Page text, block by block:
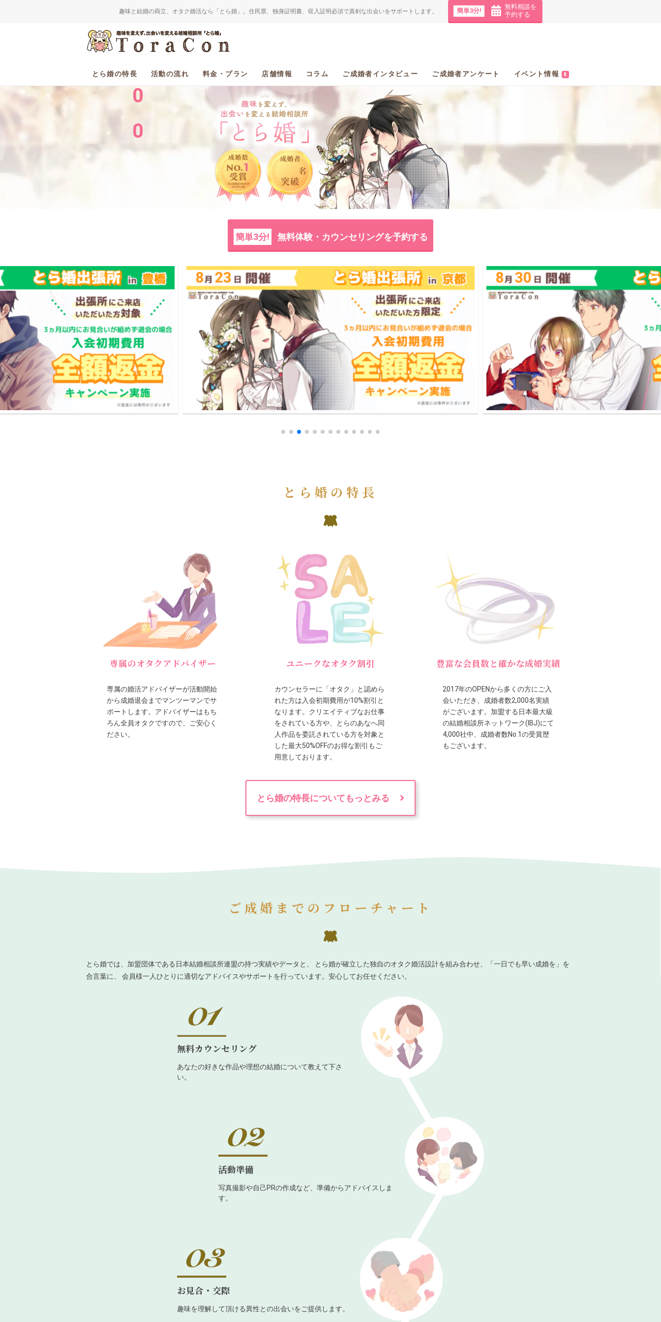
趣味と結婚の両立、オタク婚活なら「とら婚」。住民票、独身証明書、収入証明必須で真剣な出会いをサポートします。 簡単3分!
無料相談を
予約する
とら婚の特長 活動の流れ 料金・プラン 店舗情報 コラム ご成婚者インタビュー ご成婚者アンケート イベント情報 8
2
0
0
0
簡単3分! 無料体験・カウンセリングを予約する
とら婚の特長
専属のオタクアドバイザー
専属の婚活アドバイザーが活動開始
から成婚退会までマンツーマンでサ
ポートします。アドバイザーはもち
ろん全員オタクですので、ご安心く
ださい。
ユニークなオタク割引
カウンセラーに「オタク」と認めら
れた方は入会初期費用が10%割引と
なります。クリエイティブなお仕事
をされている方や、とらのあなへ同
人作品を委託されている方を対象と
した最大50%OFFのお得な割引もご
用意しております。
豊富な会員数と確かな成婚実績
2017年のOPENから多くの方にご入
会いただき、成婚者数2,000名実績
がございます。加盟する日本最大級
の結婚相談所ネットワーク(IBJ)にて
4,000社中、成婚者数No.1の受賞歴
もございます。
とら婚の特長についてもっとみる
ご成婚までのフローチャート
とら婚では、加盟団体である日本結婚相談所連盟の持つ実績やデータと、 とら婚が確立した独自のオタク婚活設計を組み合わせ、「一日でも早い成婚を」を
合言葉に、 会員様一人ひとりに適切なアドバイスやサポートを行っています。安心してお任せください。
無料カウンセリング
あなたの好きな作品や理想の結婚について教えて下さ
い。
活動準備
写真撮影や自己PRの作成など、準備からアドバイスしま
す。
お見合・交際
趣味を理解して頂ける異性との出会いをご提供します。